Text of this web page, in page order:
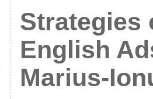
Strategies
English
Marius-